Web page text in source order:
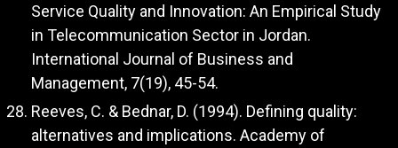
Service Quality and Innovation: An Empirical Study
in Telecommunication Sector in Jordan.
International Journal of Business and
Management, 7(19), 45-54.
Reeves, C. & Bednar, D. (1994). Defining quality:
alternatives and implications. Academy of